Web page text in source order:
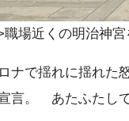
職場近くの明治神宮
ナで揺れに揺れた
言。 あたふたし